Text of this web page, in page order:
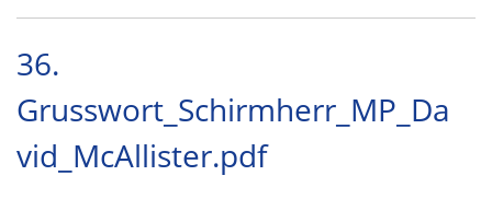
36.
Grusswort_Schirmherr_MP_Da
vid_McAllister.pdf